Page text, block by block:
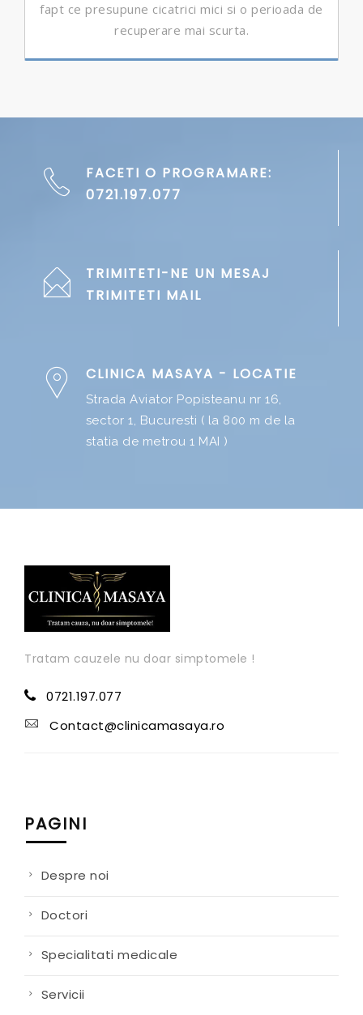
fapt ce presupune cicatrici mici si o perioada de
recuperare mai scurta.
FACETI O PROGRAMARE:
0721.197.077
TRIMITETI-NE UN MESAJ
TRIMITETI MAIL
CLINICA MASAYA - LOCATIE
Strada Aviator Popisteanu nr 16,
sector 1, Bucuresti ( la 800 m de la
statia de metrou 1 MAI )
Tratam cauzele nu doar simptomele !
0721.197.077
Contact@clinicamasaya.ro
PAGINI
Despre noi
Doctori
Specialitati medicale
Servicii